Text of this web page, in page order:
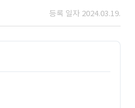
등록 일자 2024.03.19.